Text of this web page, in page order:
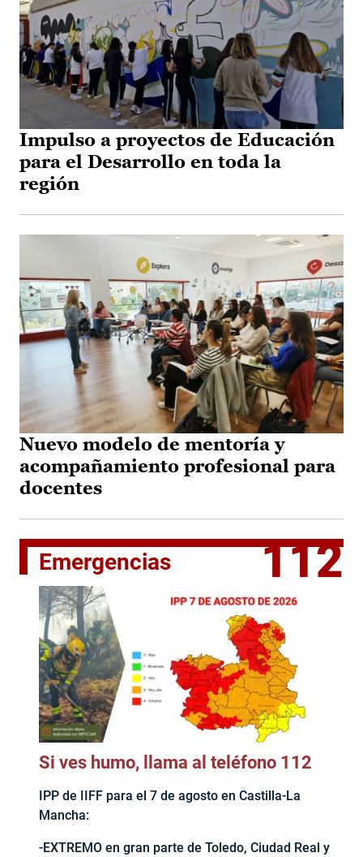
Impulso a proyectos de Educación
para el Desarrollo en toda la
región
Nuevo modelo de mentoría y
acompañamiento profesional para
docentes
Emergencias 112
Si ves humo, llama al teléfono 112
IPP de IIFF para el 7 de agosto en Castilla-La
Mancha:
-EXTREMO en gran parte de Toledo, Ciudad Real y